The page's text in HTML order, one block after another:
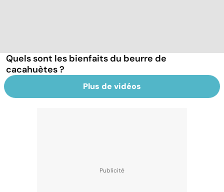
Quels sont les bienfaits du beurre de
cacahuètes ?
Plus de vidéos